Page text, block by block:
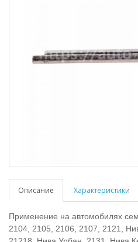
Описание Характеристики
Применение на автомобилях
2104, 2105, 2106, 2107, 2121,